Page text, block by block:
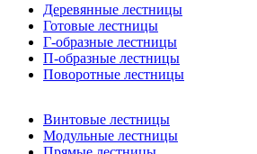
Деревянные лестницы
Готовые лестницы
Г-образные лестницы
П-образные лестницы
Поворотные лестницы
Винтовые лестницы
Модульные лестницы